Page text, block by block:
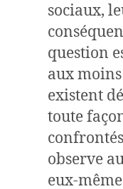
sociaux,
question
aux
existent
toute
observe
eux-